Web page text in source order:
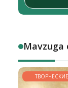
Mavzuga
ТВОРЧЕСКИЕ
ГОРИЗОНТЫ